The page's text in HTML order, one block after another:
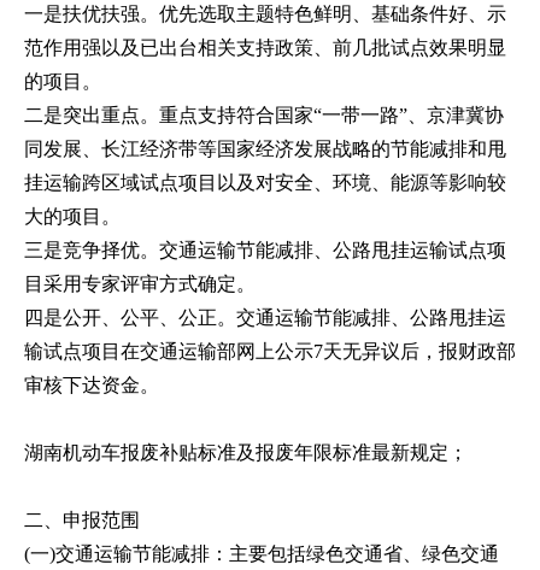
一是扶优扶强。优先选取主题特色鲜明、基础条件好、示
范作用强以及已出台相关支持政策、前几批试点效果明显
的项目。
二是突出重点。重点支持符合国家“一带一路”、京津冀协
同发展、长江经济带等国家经济发展战略的节能减排和甩
挂运输跨区域试点项目以及对安全、环境、能源等影响较
大的项目。
三是竞争择优。交通运输节能减排、公路甩挂运输试点项
目采用专家评审方式确定。
四是公开、公平、公正。交通运输节能减排、公路甩挂运
输试点项目在交通运输部网上公示7天无异议后，报财政部
审核下达资金。
湖南机动车报废补贴标准及报废年限标准最新规定；
二、申报范围
(一)交通运输节能减排：主要包括绿色交通省、绿色交通